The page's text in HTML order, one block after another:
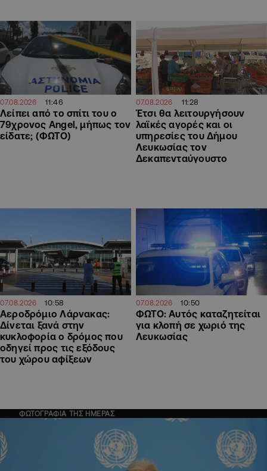
07.08.2026 11:46
Λείπει από το σπίτι του ο
79χρονος Angel, μήπως τον
είδατε; (ΦΩΤΟ)
07.08.2026 11:28
Έτσι θα λειτουργήσουν
λαϊκές αγορές και οι
υπηρεσίες του Δήμου
Λευκωσίας τον
Δεκαπενταύγουστο
07.08.2026 10:58
Αεροδρόμιο Λάρνακας:
Δίνεται ξανά στην
κυκλοφορία ο δρόμος που
οδηγεί προς τις εξόδους
του χώρου αφίξεων
07.08.2026 10:50
ΦΩΤΟ: Αυτός καταζητείται
για κλοπή σε χωριό της
Λευκωσίας
ΦΩΤΟΓΡΑΦΙΑ ΤΗΣ ΗΜΕΡΑΣ